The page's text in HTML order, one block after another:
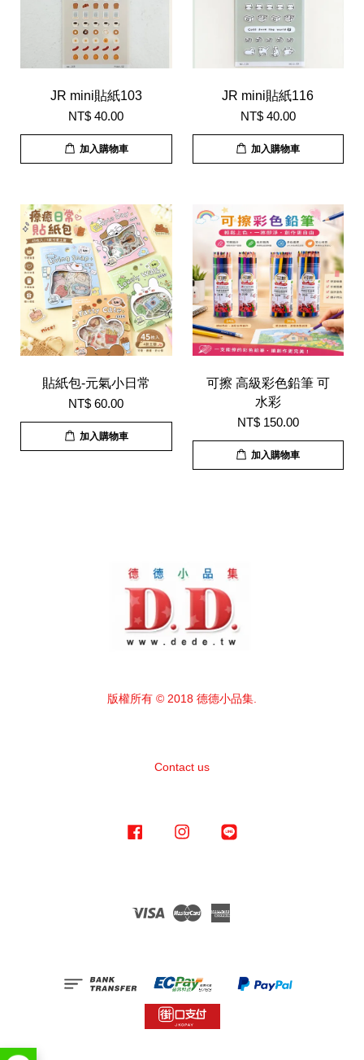
JR mini貼紙103
NT$ 40.00
加入購物車
JR mini貼紙116
NT$ 40.00
加入購物車
貼紙包-元氣小日常
NT$ 60.00
加入購物車
可擦 高級彩色鉛筆 可
水彩
NT$ 150.00
加入購物車
版權所有 © 2018 德德小品集.
Contact us
Facebook Instagram
Visa Master